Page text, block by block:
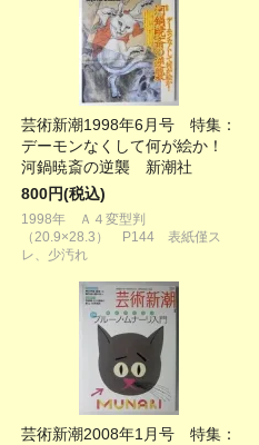
芸術新潮1998年6月号 特集：
デーモンなくして何が絵か！
河鍋暁斎の逆襲 新潮社
800円(税込)
1998年 Ａ４変型判
（20.9×28.3） P144 表紙僅ス
レ、少汚れ
芸術新潮2008年1月号 特集：